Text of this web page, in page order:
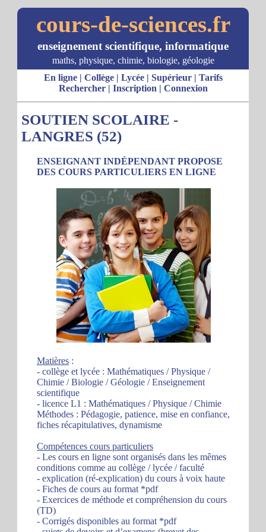
cours-de-sciences.fr
enseignement scientifique, informatique
maths, physique, chimie, biologie, géologie
En ligne| Collège| Lycée| Supérieur| Tarifs
Rechercher| Inscription | Connexion
SOUTIEN SCOLAIRE -
LANGRES (52)
ENSEIGNANT INDÉPENDANT PROPOSE
DES COURS PARTICULIERS EN LIGNE
Matières :
- collège et lycée : Mathématiques / Physique /
Chimie / Biologie / Géologie / Enseignement
scientifique
- licence L1 : Mathématiques / Physique / Chimie
Méthodes : Pédagogie, patience, mise en confiance,
fiches récapitulatives, dynamisme
Compétences cours particuliers
- Les cours en ligne sont organisés dans les mêmes
conditions comme au collège / lycée / faculté
- explication (ré-explication) du cours à voix haute
- Fiches de cours au format *pdf
- Exercices de méthode et compréhension du cours
(TD)
- Corrigés disponibles au format *pdf